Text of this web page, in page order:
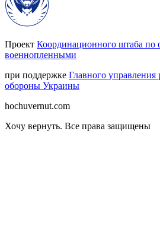
Проект Координационного штаба по
военнопленными
при поддержке Главного управления
обороны Украины
hochuvernut.com
Хочу вернуть. Все права защищены